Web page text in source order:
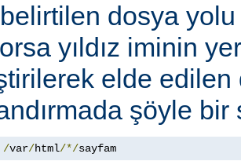
dosya yolu
yıldız iminin
elde edilen
şöyle bir
/var/html/*/sayfam